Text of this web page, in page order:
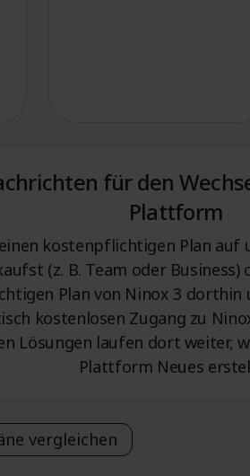
für den
Plattform
kostenpflichtigen Plan auf
(z. B. Team oder Business)
Plan von Ninox 3
kostenlosen Zugang zu
Lösungen laufen dort weiter,
Plattform Neues
vergleichen